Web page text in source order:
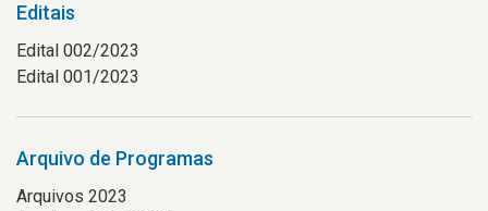
Editais
Edital 002/2023
Edital 001/2023
Arquivo de Programas
Arquivos 2023